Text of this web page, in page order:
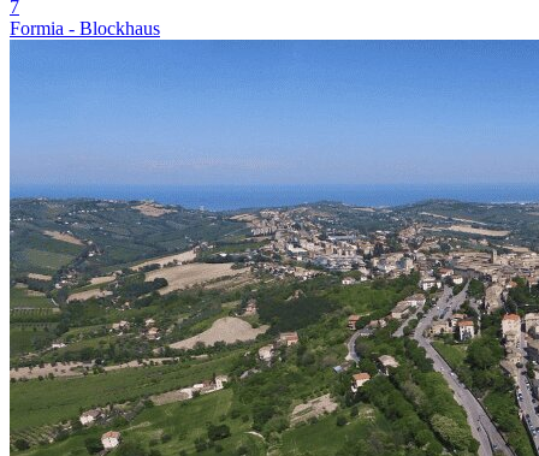
7
Formia - Blockhaus